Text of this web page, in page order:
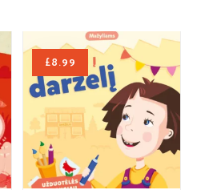
£8.99